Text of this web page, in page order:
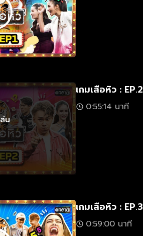
น
เกมเสือหิว : EP.2
0:55:14 นาที
เกมเสือหิว : EP.3
0:59:00 นาที